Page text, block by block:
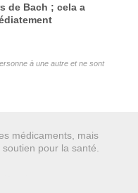
de Bach ; cela a
à une autre et ne sont
médicaments, mais
pour la santé.